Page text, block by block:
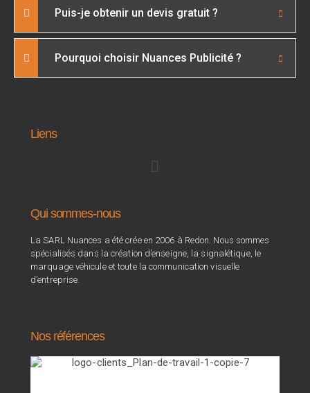
Puis-je obtenir un devis gratuit ?
Pourquoi choisir Nuances Publicité ?
Liens
Qui sommes-nous
La SARL Nuances a été crée en 2006 à Redon. Nous sommes
spécialisés dans la création d’enseigne, la signalétique, le
marquage véhicule et toute la communication visuelle
d’entreprise.
Nos références